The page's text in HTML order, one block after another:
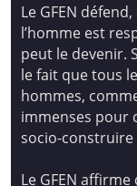
Le GFEN
l’homme est
peut le devenir.
le fait que tous
hommes,
immenses pour
socio-
Le GFEN